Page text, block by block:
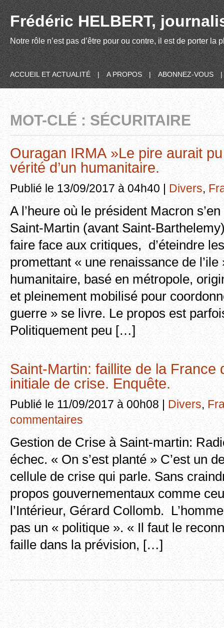
Frédéric HELBERT,
Notre rôle n’est pas d’être pour ou contre, il est de porter
ACCUEIL ET ACTUALITÉ | A PROPOS | ABONNEZ-VOUS |
MOT-CLÉ : SÉCURITAIRE
Ouragan IRMA »Le pire aurait
vérité d’un humanitaire.
Publié le 13/09/2017 à 04h40 | Divers,
A l’heure où le président Macron
Saint-Martin (avant Saint-
faire face aux critiques, d’éteindre
promettant « une renaissance de
humanitaire, basé en métropole,
et pleinement mobilisé pour
guerre » se livre. Le propos est
Politiquement peu […]
Saint-Martin: faillite de la France
initiale de crise. Enquête.
Publié le 11/09/2017 à 00h08 | Divers,
commentaires
Gestion de Crise à Saint-martin:
échec. « On s’est planté » C’est un
cellule de crise qui parle. Sans
propos gouvernementaux comme
l’Intérieur, Gérard Collomb.
pas un « politique ». « Il faut le
faille dans la prévision, […]